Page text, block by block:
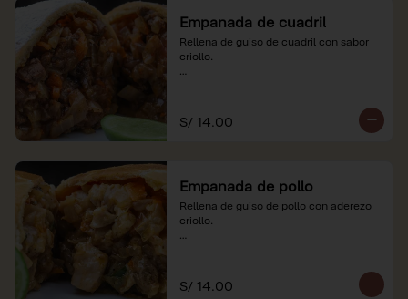
Empanada de cuadril
Rellena de guiso de cuadril con sabor
criollo.
S/ 14.00
Empanada de pollo
Rellena de guiso de pollo con aderezo
criollo.
S/ 14.00